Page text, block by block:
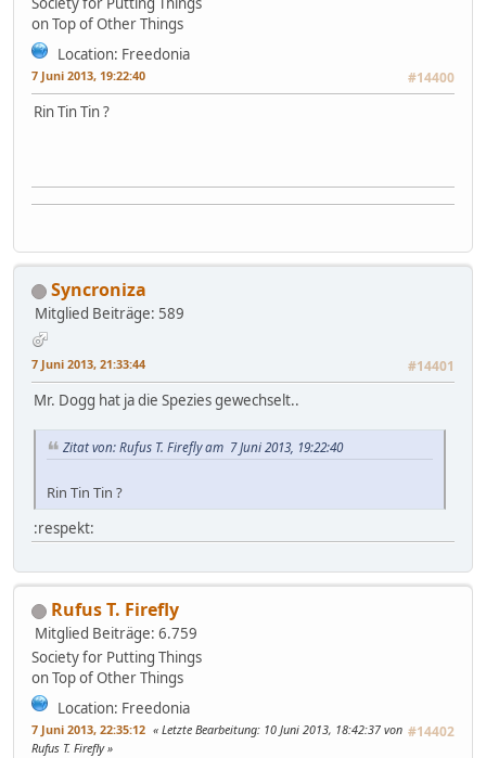
on Top of Other Things
Location: Freedonia
7 Juni 2013, 19:22:40 #14400
Rin Tin Tin ?
Syncroniza
Mitglied Beiträge: 589
7 Juni 2013, 21:33:44 #14401
Mr. Dogg hat ja die Spezies gewechselt..
Zitat von: Rufus T. Firefly am 7 Juni 2013, 19:22:40
Rin Tin Tin ?
:respekt:
Rufus T. Firefly
Mitglied Beiträge: 6.759
Society for Putting Things
on Top of Other Things
Location: Freedonia
7 Juni 2013, 22:35:12 #14402
Letzte Bearbeitung: 10 Juni 2013, 18:42:37 von
Rufus T. Firefly